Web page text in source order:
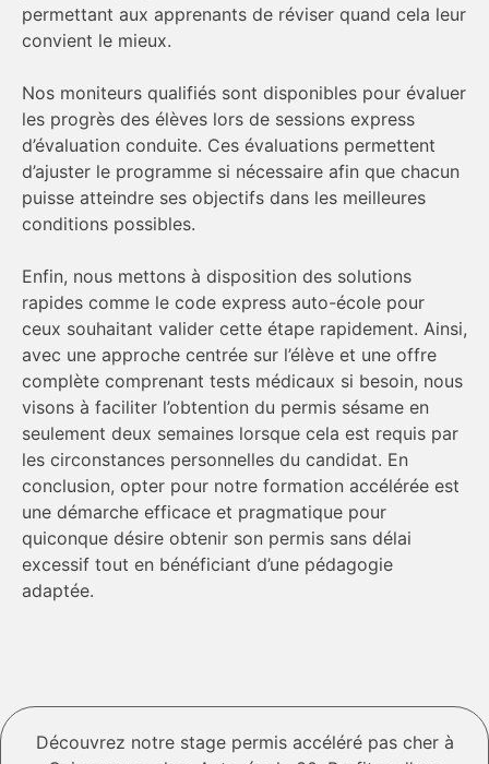
permettant aux apprenants de réviser quand cela leur
convient le mieux.
Nos moniteurs qualifiés sont disponibles pour évaluer
les progrès des élèves lors de sessions express
d’évaluation conduite. Ces évaluations permettent
d’ajuster le programme si nécessaire afin que chacun
puisse atteindre ses objectifs dans les meilleures
conditions possibles.
Enfin, nous mettons à disposition des solutions
rapides comme le code express auto-école pour
ceux souhaitant valider cette étape rapidement. Ainsi,
avec une approche centrée sur l’élève et une offre
complète comprenant tests médicaux si besoin, nous
visons à faciliter l’obtention du permis sésame en
seulement deux semaines lorsque cela est requis par
les circonstances personnelles du candidat. En
conclusion, opter pour notre formation accélérée est
une démarche efficace et pragmatique pour
quiconque désire obtenir son permis sans délai
excessif tout en bénéficiant d’une pédagogie
adaptée.
Découvrez notre stage permis accéléré pas cher à